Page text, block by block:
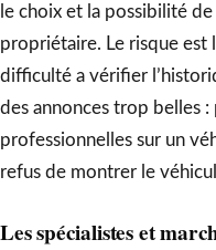
le choix et la possibilité
propriétaire. Le risque est
difficulté a vérifier
des annonces trop belles
professionnelles sur un
refus de montrer le
Les spécialistes et